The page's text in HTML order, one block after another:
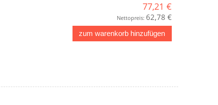
77,21 €
Nettopreis: 62,78 €
zum warenkorb hinzufügen